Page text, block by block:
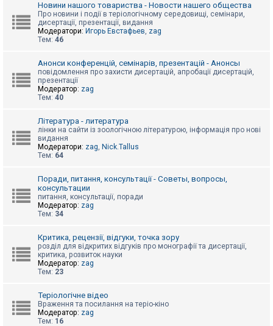
т
П
м
о
г
Новини нашого товариства - Новости нашего общества
Про новини і події в теріологічному середовищі, семінари,
дисертації, презентації, видання
Модератори: Игорь Евстафьев, zag
Тем: 46
Анонси конференцій, семінарів, презентацій - Анонсы
повідомлення про захисти дисертацій, апробації дисертацій,
презентації
Модератор: zag
Тем: 40
Література - литература
лінки на сайти із зоологічною літературою, інформація про нові
видання
Модератори: zag, Nick.Tallus
Тем: 64
Поради, питання, консультації - Советы, вопросы,
консультации
питання, консультації, поради
Модератор: zag
Тем: 34
Критика, рецензії, відгуки, точка зору
розділ для відкритих відгуків про монографії та дисертації,
критика, розвиток науки
Модератор: zag
Тем: 23
Теріологічне відео
Враження та посилання на теріо-кіно
Модератор: zag
Тем: 16